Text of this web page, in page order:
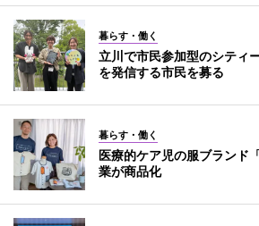
暮らす・働く
立川で市民参加型のシテ
を発信する市民を募る
暮らす・働く
医療的ケア児の服ブラン
業が商品化